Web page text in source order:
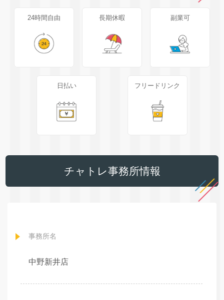
24時間自由 長期休暇 副業可
日払い フリードリンク
チャトレ事務所情報
事務所名
中野新井店